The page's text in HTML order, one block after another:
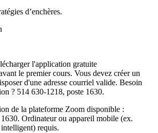
d’enchères.
l'application gratuite
le premier cours. Vous devez créer un
d'une adresse courriel valide. Besoin
? 514 630-1218, poste 1630.
de la plateforme Zoom disponible :
Ordinateur ou appareil mobile (ex.
requis.